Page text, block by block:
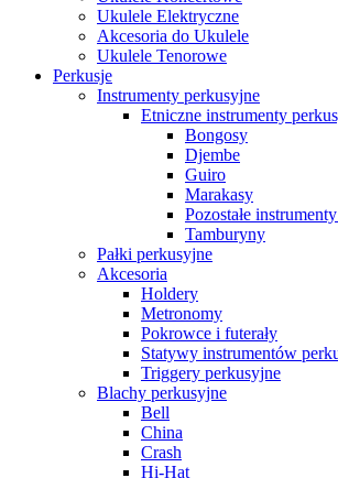
Ukulele Elektryczne
Akcesoria do Ukulele
Ukulele Tenorowe
Perkusje
Instrumenty perkusyjne
Etniczne instrumenty
Bongosy
Djembe
Guiro
Marakasy
Pozostałe
Tamburyny
Pałki perkusyjne
Akcesoria
Holdery
Metronomy
Pokrowce i futerały
Statywy instrumentów
Triggery perkusyjne
Blachy perkusyjne
Bell
China
Crash
Hi-Hat